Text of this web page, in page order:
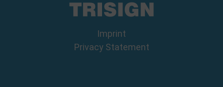
Imprint
Privacy Statement